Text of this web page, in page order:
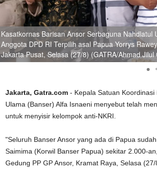
Kasatkornas Barisan Ansor Serbaguna
Anggota DPD RI Terpilih asal Papua Yorrys
Jakarta Pusat, Selasa (27/8) (GATRA/Ahmad Jilul
Jakarta, Gatra.com- Kepala Satuan Koordinasi
Ulama (Banser) Alfa Isnaeni menyebut telah
untuk menyisir kelompok anti-NKRI.
"Seluruh Banser Ansor yang ada di Papua
Saimima (Korwil Banser Papua) sekitar 2.000-
Gedung PP GP Ansor, Kramat Raya, Selasa (27/